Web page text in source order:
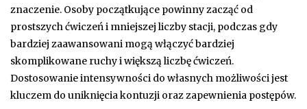
znaczenie. Osoby początkujące powinny zacząć od
prostszych ćwiczeń i mniejszej liczby stacji, podczas gdy
bardziej zaawansowani mogą włączyć bardziej
skomplikowane ruchy i większą liczbę ćwiczeń.
Dostosowanie intensywności do własnych możliwości jest
kluczem do uniknięcia kontuzji oraz zapewnienia postępów.